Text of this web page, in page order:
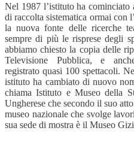
Nel 1987 l’istituto ha cominciato
di raccolta sistematica ormai con
la nuova fonte delle ricerche
sempre di più le risprese degli
abbiamo chiesto la copia delle
Televisione Pubblica, e
registrato quasi 100 spettacoli.
istituto ha cambiato di nuovo
chiama Istituto e Museo della
Ungherese che secondo il suo
museo nazionale che svolge
sua sede di mostra è il Museo